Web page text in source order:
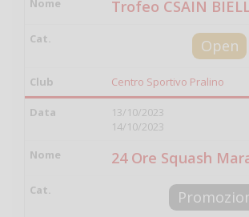
Trofeo CSAIN
Open
Centro Sportivo Pralino
13/10/2023
14/10/2023
24 Ore Squash